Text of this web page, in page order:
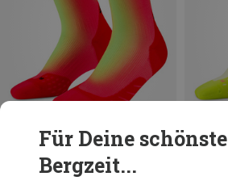
Du sparst 26%
Für Deine schönste
Bergzeit...